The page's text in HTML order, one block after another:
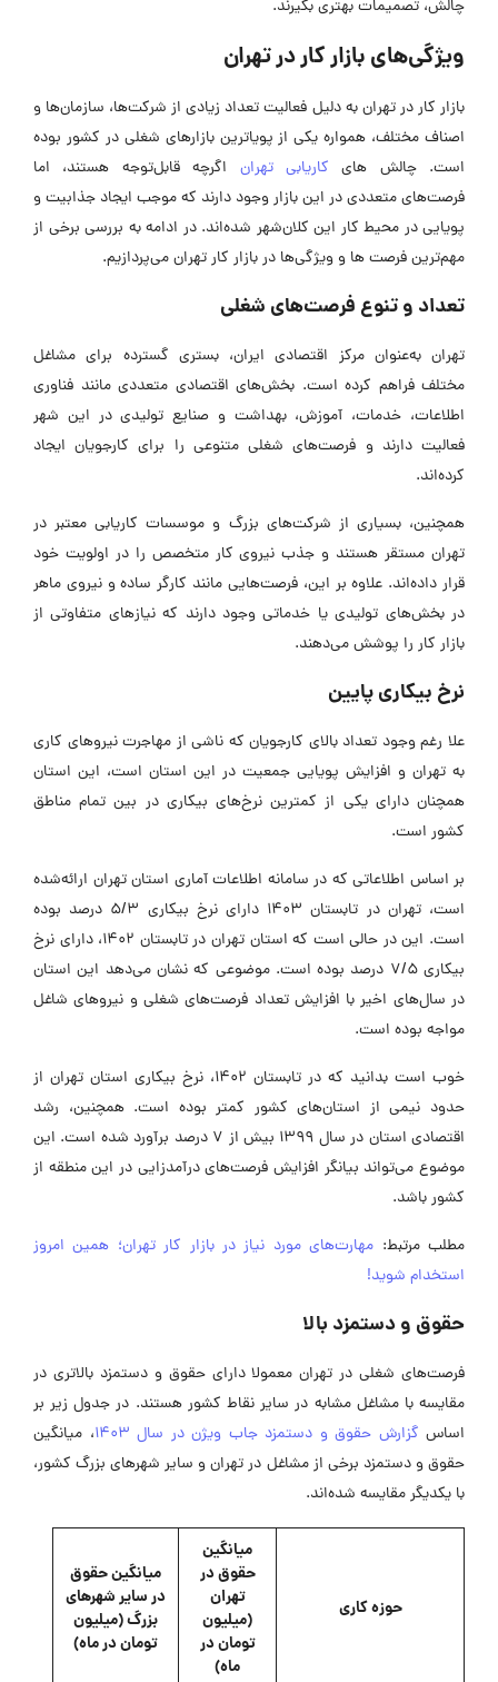
چالش، تصمیمات بهتری بگیرند.
ویژگی‌های بازار کار در تهران
بازار کار در تهران به دلیل فعالیت تعداد زیادی از شرکت‌ها، سازمان‌ها و
اصناف مختلف، همواره یکی از پویا‌ترین بازارهای شغلی در کشور بوده
است. چالش های کاریابی تهران اگرچه قابل‌توجه هستند، اما
فرصت‌های متعددی در این بازار وجود دارند که موجب ایجاد جذابیت و
پویایی در محیط کار این کلان‌شهر شده‌اند. در ادامه به بررسی برخی از
مهم‌ترین فرصت ها و ویژگی‌ها در بازار کار تهران می‌پردازیم.
تعداد و تنوع فرصت‌های شغلی
تهران به‌عنوان مرکز اقتصادی ایران، بستری گسترده برای مشاغل
مختلف فراهم کرده است. بخش‌های اقتصادی متعددی مانند فناوری
اطلاعات، خدمات، آموزش، بهداشت و صنایع تولیدی در این شهر
فعالیت دارند و فرصت‌های شغلی متنوعی را برای کارجویان ایجاد
کرده‌اند.
همچنین، بسیاری از شرکت‌های بزرگ و موسسات کاریابی معتبر در
تهران مستقر هستند و جذب نیروی کار متخصص را در اولویت خود
قرار داده‌اند. علاوه بر این، فرصت‌هایی مانند کارگر ساده و نیروی ماهر
در بخش‌های تولیدی یا خدماتی وجود دارند که نیازهای متفاوتی از
بازار کار را پوشش می‌دهند.
نرخ بیکاری پایین
علا رغم وجود تعداد بالای کارجویان که ناشی از مهاجرت نیروهای کاری
به تهران و افزایش پویایی جمعیت در این استان است، این استان
همچنان دارای یکی از کمترین نرخ‌های بیکاری در بین تمام مناطق
کشور است.
بر اساس اطلاعاتی که در سامانه اطلاعات آماری استان تهران ارائه‌شده
است، تهران در تابستان 1403 دارای نرخ بیکاری 5/3 درصد بوده
است. این در حالی است که استان تهران در تابستان 1402، دارای نرخ
بیکاری 7/5 درصد بوده است. موضوعی که نشان می‌دهد این استان
در سال‌های اخیر با افزایش تعداد فرصت‌های شغلی و نیروهای شاغل
مواجه بوده است.
خوب است بدانید که در تابستان 1402، نرخ بیکاری استان تهران از
حدود نیمی از استان‌های کشور کمتر بوده است. همچنین، رشد
اقتصادی استان در سال 1399 بیش از 7 درصد برآورد شده است. این
موضوع می‌تواند بیانگر افزایش فرصت‌های درآمدزایی در این منطقه از
کشور باشد.
مطلب مرتبط: مهارت‌های مورد نیاز در بازار کار تهران؛ همین امروز
استخدام شوید!
حقوق و دستمزد بالا
فرصت‌های شغلی در تهران معمولا دارای حقوق و دستمزد بالاتری در
مقایسه با مشاغل مشابه در سایر نقاط کشور هستند. در جدول زیر بر
اساس گزارش حقوق و دستمزد جاب ویژن در سال 1403
، میانگین
حقوق و دستمزد برخی از مشاغل در تهران و سایر شهرهای بزرگ کشور،
با یکدیگر مقایسه شده‌اند.
حوزه کاری
میانگین
حقوق در
تهران
(میلیون
تومان در
ماه)
میانگین حقوق
در سایر شهرهای
بزرگ (میلیون
تومان در ماه)